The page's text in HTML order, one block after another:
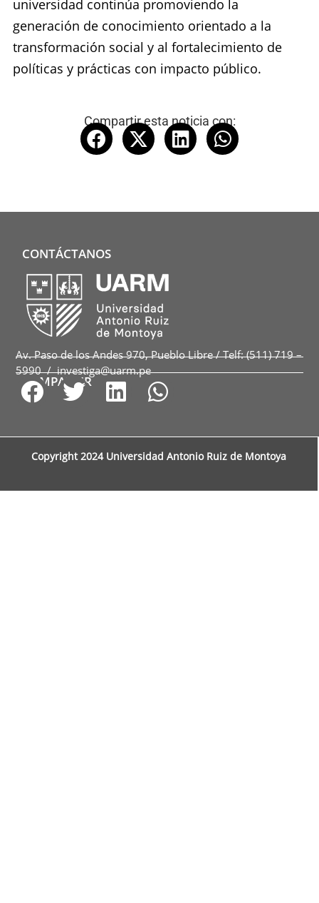
universidad continúa promoviendo la
generación de conocimiento orientado a la
transformación social y al fortalecimiento de
políticas y prácticas con impacto público.
Compartir esta noticia con:
CONTÁCTANOS
Av. Paso de los Andes 970, Pueblo Libre / Telf: (511) 719 –
5990 / investiga@uarm.pe
COMPARTIR
Copyright 2024 Universidad Antonio Ruiz de Montoya